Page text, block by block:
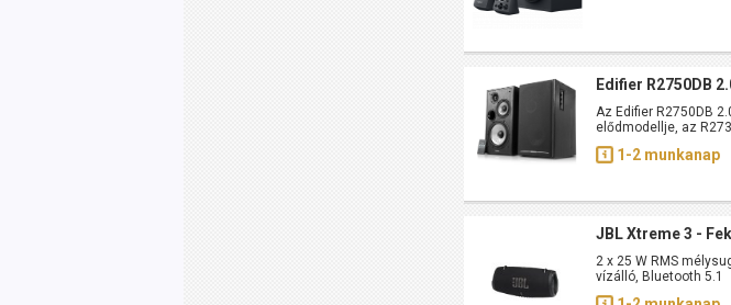
Edifier R2750DB
Az Edifier R2750DB
elődmodellje, az
1-2 munkanap
JBL Xtreme 3 -
2 x 25 W RMS
vízálló, Bluetooth 5.1